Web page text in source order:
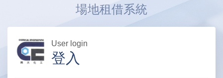
場地租借系統
User login
登入